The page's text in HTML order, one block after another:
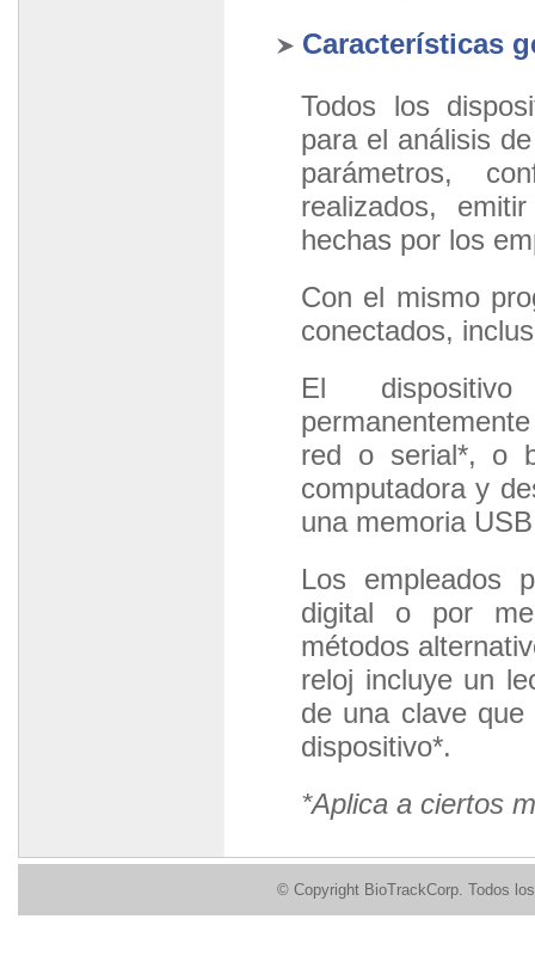
Características
Todos los
para el análisis
parámetros,
realizados,
hechas por los
Con el mismo
conectados,
El
red o serial*, o
computadora y
una memoria
Los empleados
digital o por
métodos
reloj incluye un
de una clave
dispositivo*.
*Aplica a ciertos
© Copyright BioTrackCorp. Todos